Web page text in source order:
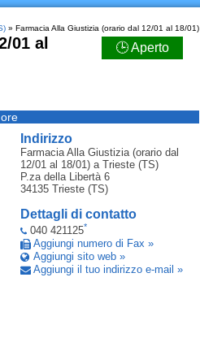
» Farmacia Alla Giustizia (orario dal 12/01 al 18/01)
01 al
🕒 Aperto
Indirizzo
Farmacia Alla Giustizia (orario dal
12/01 al 18/01)a Trieste (TS)
P.za della Libertà 6
34135 Trieste (TS)
Dettagli di contatto
040 421125*
Aggiungi numero di Fax »
Aggiungi sito web »
Aggiungi il tuo indirizzo e-mail »